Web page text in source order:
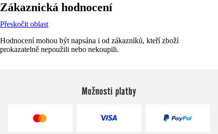
Zákaznická hodnocení
Přeskočit oblast
Hodnocení mohou být napsána i od zákazníků, kteří zboží
prokazatelně nepoužili nebo nekoupili.
Možnosti platby